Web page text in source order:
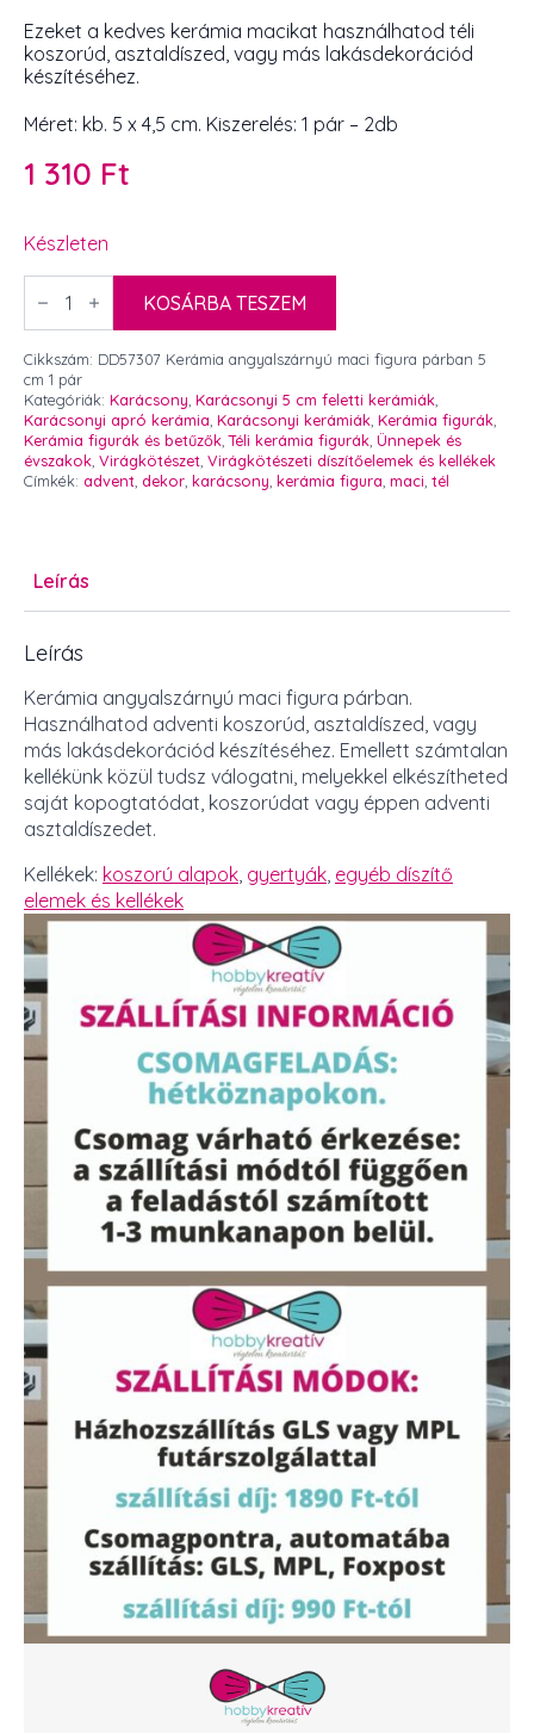
Ezeket a kedves kerámia macikat használhatod téli
koszorúd, asztaldíszed, vagy más lakásdekorációd
készítéséhez.
Méret: kb. 5 x 4,5 cm. Kiszerelés: 1 pár – 2db
1 310 Ft
Készleten
Kerámia
angyalszárnyú
párban
5
cm
1
pár
-
2db
mennyiség
KOSÁRBA TESZEM
Cikkszám: DD57307 Kerámia angyalszárnyú maci figura párban 5
cm 1 pár
Kategóriák: Karácsony, Karácsonyi 5 cm feletti kerámiák,
Karácsonyi apró kerámia, Karácsonyi kerámiák, Kerámia figurák,
Kerámia figurák és betűzők,Téli kerámia figurák, Ünnepek és
évszakok, Virágkötészet, Virágkötészeti díszítőelemek és kellékek
Címkék: advent, dekor, karácsony, kerámia figura, maci, tél
Leírás
Leírás
Kerámia angyalszárnyú maci figura párban.
Használhatod adventi koszorúd, asztaldíszed, vagy
más lakásdekorációd készítéséhez. Emellett számtalan
kellékünk közül tudsz válogatni, melyekkel elkészítheted
saját kopogtatódat, koszorúdat vagy éppen adventi
asztaldíszedet.
Kellékek: koszorú alapok, gyertyák, egyéb díszítő
elemek és kellékek